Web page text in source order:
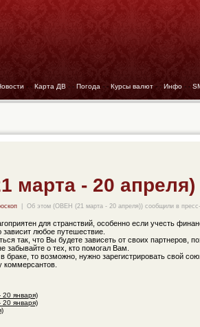
- - Карта ДВ - - Погода - - Курсы валют - - Инфо - -
марта - 20 апреля)
Об этом (ОВЕН (21 марта - 20 апреля)) сообщили в
для странствий, особенно если учесть
зависит любое путешествие.
так, что Вы будете зависеть от своих партнеров,
забывайте о тех, кто помогал Вам.
браке, то возможно, нужно зарегистрировать свой
коммерсантов.
января)
января)